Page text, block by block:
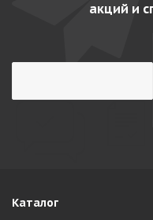
акций и
Каталог